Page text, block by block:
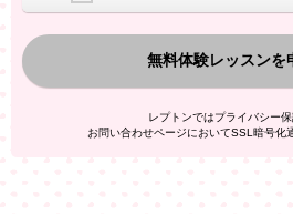
上記の利用目的のために第三者へ提
なお、この利用目的を超えた個人情報
た、これ以外の目的で個人情報を利用
人情報を、本人が特定されないデータ
者広告配信事業者においてマッチング
無料体験レッスンを
レプトンではプライバシー保
お問い合わせページにおいてSSL暗号化